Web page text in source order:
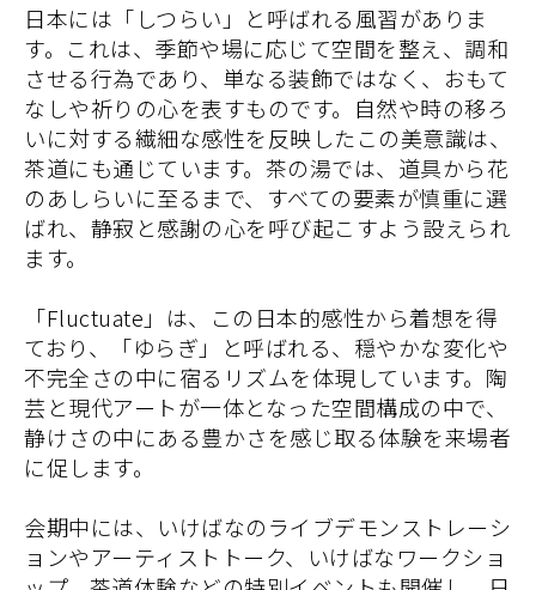
日本には「しつらい」と呼ばれる風習がありま
す。これは、季節や場に応じて空間を整え、調和
させる行為であり、単なる装飾ではなく、おもて
なしや祈りの心を表すものです。自然や時の移ろ
いに対する繊細な感性を反映したこの美意識は、
茶道にも通じています。茶の湯では、道具から花
のあしらいに至るまで、すべての要素が慎重に選
ばれ、静寂と感謝の心を呼び起こすよう設えられ
ます。
「Fluctuate」は、この日本的感性から着想を得
ており、「ゆらぎ」と呼ばれる、穏やかな変化や
不完全さの中に宿るリズムを体現しています。陶
芸と現代アートが一体となった空間構成の中で、
静けさの中にある豊かさを感じ取る体験を来場者
に促します。
会期中には、いけばなのライブデモンストレーシ
ョンやアーティストトーク、いけばなワークショ